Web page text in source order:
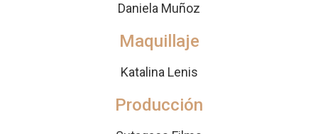
Daniela Muñoz
Maquillaje
Katalina Lenis
Producción